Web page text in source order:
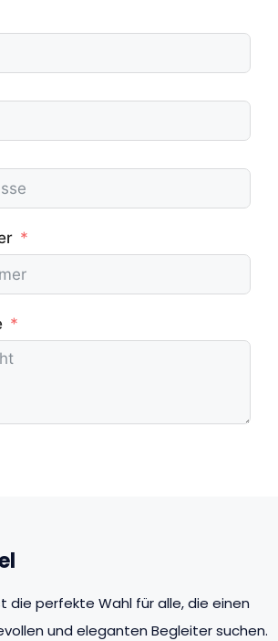
die perfekte Wahl für alle, die einen
und eleganten Begleiter suchen.